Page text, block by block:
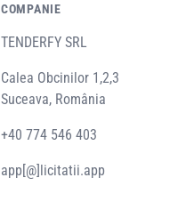
COMPANIE
TENDERFY SRL
Calea Obcinilor 1,2,3
Suceava, România
+40 774 546 403
app[@]licitatii.app